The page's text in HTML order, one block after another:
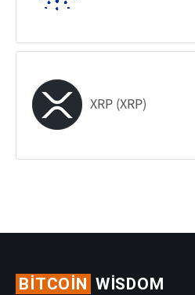
XRP (XRP)
BITCOIN WISDOM